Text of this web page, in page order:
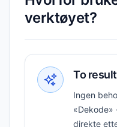
verktøyet?
To
Ingen
«Dekode»
direkte